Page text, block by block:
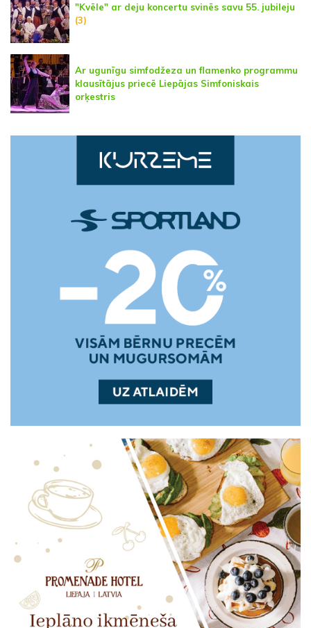
"Kvēle" ar deju koncertu svinēs savu 55. jubileju
(3)
Ar ugunīgu simfodžeza un flamenko programmu
klausītājus priecē Liepājas Simfoniskais
orķestris